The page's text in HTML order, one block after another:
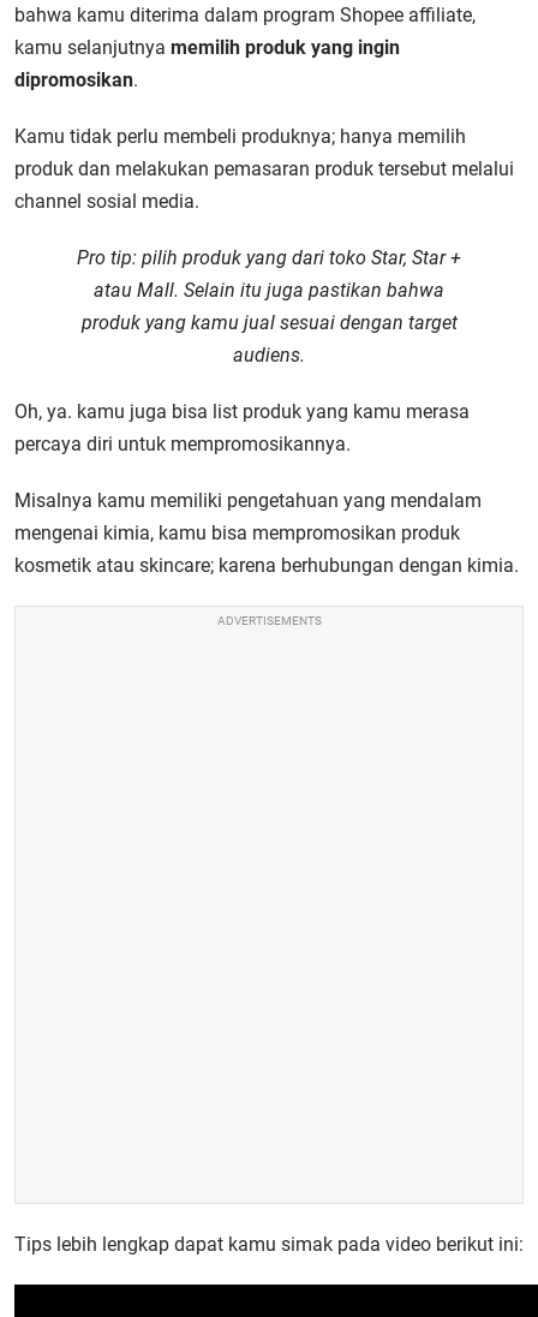
bahwa kamu diterima dalam program Shopee affiliate,
kamu selanjutnya memilih produk yang ingin
dipromosikan.
Kamu tidak perlu membeli produknya; hanya memilih
produk dan melakukan pemasaran produk tersebut melalui
channel sosial media.
Pro tip: pilih produk yang dari toko Star, Star +
atau Mall. Selain itu juga pastikan bahwa
produk yang kamu jual sesuai dengan target
audiens.
Oh, ya. kamu juga bisa list produk yang kamu merasa
percaya diri untuk mempromosikannya.
Misalnya kamu memiliki pengetahuan yang mendalam
mengenai kimia, kamu bisa mempromosikan produk
kosmetik atau skincare; karena berhubungan dengan kimia.
ADVERTISEMENTS
Tips lebih lengkap dapat kamu simak pada video berikut ini: